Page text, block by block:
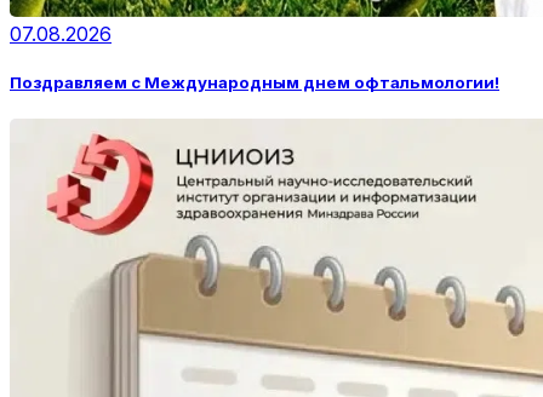
07.08.2026
Поздравляем с Международным днем офтальмологии!